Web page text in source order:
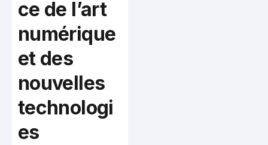
ce de l’art
numérique
et des
nouvelles
technologi
es